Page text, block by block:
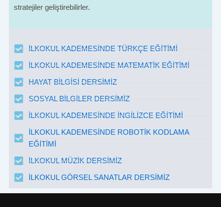
stratejiler geliştirebilirler.
İLKOKUL KADEMESİNDE TÜRKÇE EĞİTİMİ
İLKOKUL KADEMESİNDE MATEMATİK EĞİTİMİ
HAYAT BİLGİSİ DERSİMİZ
SOSYAL BİLGİLER DERSİMİZ
İLKOKUL KADEMESİNDE İNGİLİZCE EĞİTİMİ
İLKOKUL KADEMESİNDE ROBOTİK KODLAMA
EĞİTİMİ
İLKOKUL MÜZİK DERSİMİZ
İLKOKUL GÖRSEL SANATLAR DERSİMİZ